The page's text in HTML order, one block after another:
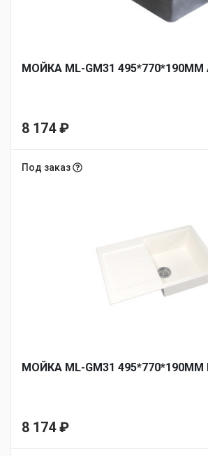
МОЙКА ML-GM31
8 174₽
Под заказ
МОЙКА ML-GM31
8 174₽